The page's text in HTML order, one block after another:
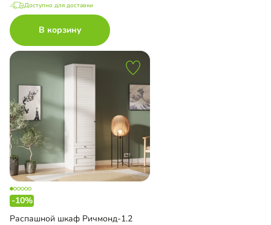
Доступно для доставки
В корзину
-10%
Распашной шкаф Ричмонд-1.2